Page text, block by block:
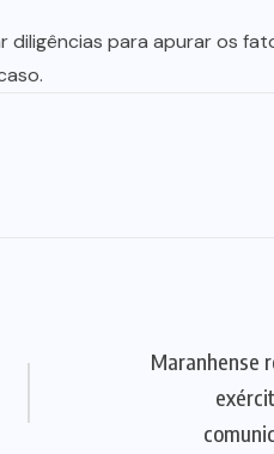
diligências para apurar os
Maranhense